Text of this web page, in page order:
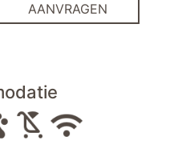
AANVRAGEN